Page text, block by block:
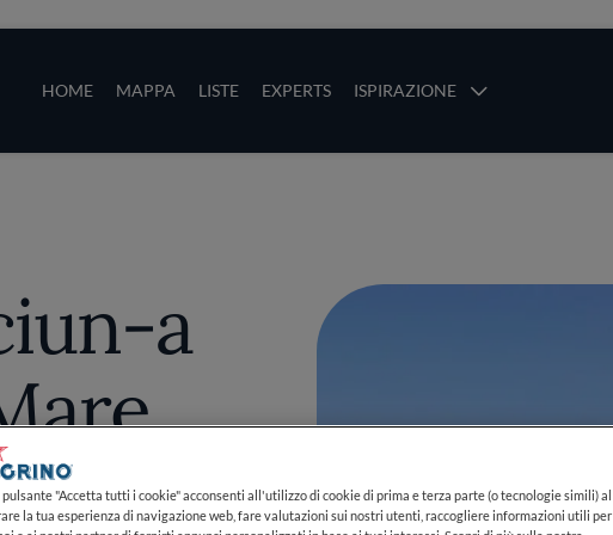
HOME MAPPA LISTE EXPERTS ISPIRAZIONE
a
"Accetta tutti i cookie" acconsenti all'utilizzo di cookie di prima e terza parte (o tecnologie simili) al
la tua esperienza di navigazione web, fare valutazioni sui nostri utenti, raccogliere informazioni utili per